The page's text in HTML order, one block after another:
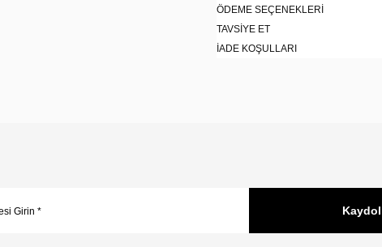
ÖDEME SEÇENEKLERI
TAVSIYE ET
İADE KOŞULLARI
Kaydol